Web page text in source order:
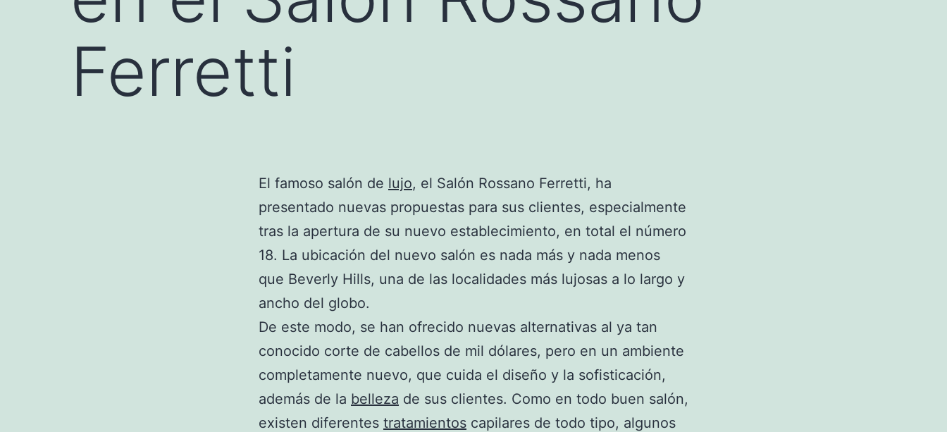
Ferretti
El famoso salón de lujo, el Salón Rossano Ferretti, ha
presentado nuevas propuestas para sus clientes, especialmente
tras la apertura de su nuevo establecimiento, en total el número
18. La ubicación del nuevo salón es nada más y nada menos
que Beverly Hills, una de las localidades más lujosas a lo largo y
ancho del globo.
De este modo, se han ofrecido nuevas alternativas al ya tan
conocido corte de cabellos de mil dólares, pero en un ambiente
completamente nuevo, que cuida el diseño y la sofisticación,
además de la belleza de sus clientes. Como en todo buen salón,
existen diferentes tratamientos capilares de todo tipo, algunos